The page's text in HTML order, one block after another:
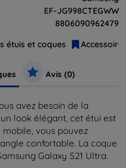
EF-JG998CTEGWW
8806090962479
étuis et coques
Avis (0)
avez besoin de la
look élégant, cet étui est
vous pouvez
confortable. La coque
Galaxy S21 Ultra.